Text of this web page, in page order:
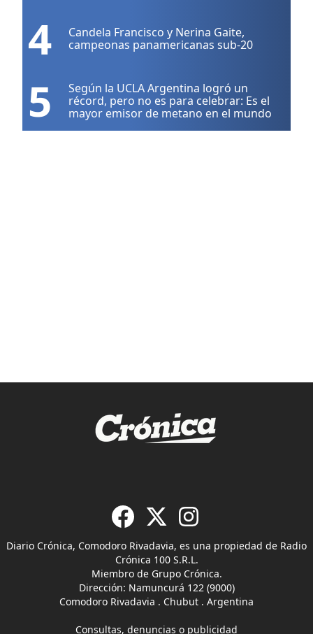
4
Candela Francisco y Nerina Gaite,
campeonas panamericanas sub-20
5
Según la UCLA Argentina logró un
récord, pero no es para celebrar: Es el
mayor emisor de metano en el mundo
Diario Crónica, Comodoro Rivadavia, es una propiedad de Radio
Crónica 100 S.R.L.
Miembro de Grupo Crónica.
Dirección: Namuncurá 122 (9000)
Comodoro Rivadavia . Chubut . Argentina
Consultas, denuncias o publicidad